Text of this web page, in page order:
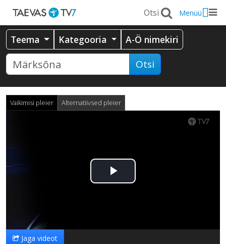
Menüü
Teema Kategooria A-Ö nimekiri
Otsi
Vaikimisi pleier Alternatiivsed pleier
Esita
Jaga videot